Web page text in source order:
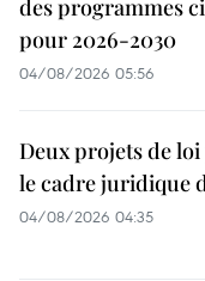
des programmes
pour 2026-2030
04/08/2026 05:56
Deux projets de
le cadre juridique
04/08/2026 04:35